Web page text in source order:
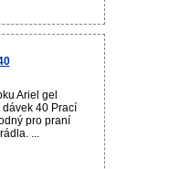
Ariel gel
40 Prací
pro praní
...